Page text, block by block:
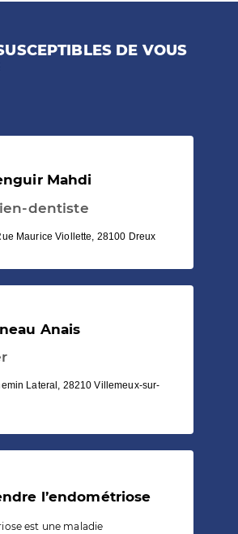
DE VOUS
Mahdi
dentiste
Maurice Viollette, 28100 Dreux
Anais
Lateral, 28210 Villemeux-sur-
l’endométriose
est une maladie